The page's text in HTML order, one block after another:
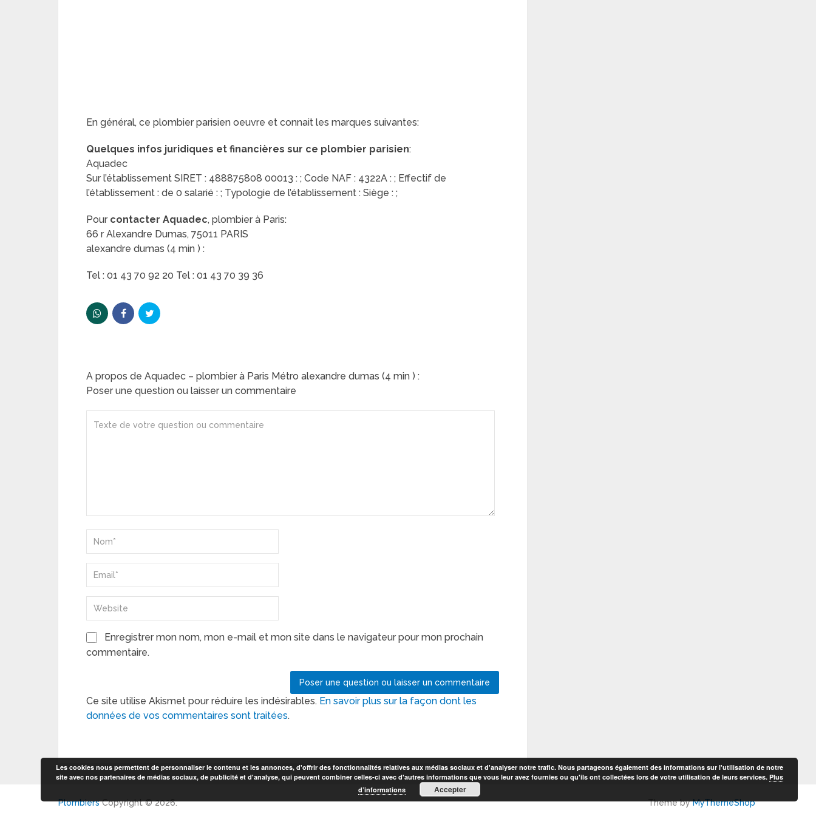
En général, ce plombier parisien oeuvre et connait les marques suivantes:
Quelques infos juridiques et financières sur ce plombier parisien:
Aquadec
Sur l’établissement SIRET : 488875808 00013 : ; Code NAF : 4322A : ; Effectif de
l’établissement : de 0 salarié : ; Typologie de l’établissement : Siège : ;
Pour contacter Aquadec, plombier à Paris:
66 r Alexandre Dumas, 75011 PARIS
alexandre dumas (4 min ) :
Tel : 01 43 70 92 20 Tel : 01 43 70 39 36
A propos de Aquadec – plombier à Paris Métro alexandre dumas (4 min ) :
Poser une question ou laisser un commentaire
Enregistrer mon nom, mon e-mail et mon site dans le navigateur pour mon prochain
commentaire.
Ce site utilise Akismet pour réduire les indésirables. En savoir plus sur la façon dont les
données de vos commentaires sont traitées.
PlombiersCopyright © 2026. Theme byMyThemeShop
Les cookies nous permettent de personnaliser le contenu et les annonces, d'offrir des fonctionnalités relatives aux médias sociaux et d'analyser notre trafic. Nous partageons également des informations sur l'utilisation de notre
site avec nos partenaires de médias sociaux, de publicité et d'analyse, qui peuvent combiner celles-ci avec d'autres informations que vous leur avez fournies ou qu'ils ont collectées lors de votre utilisation de leurs services. Plus
d’informations
Accepter